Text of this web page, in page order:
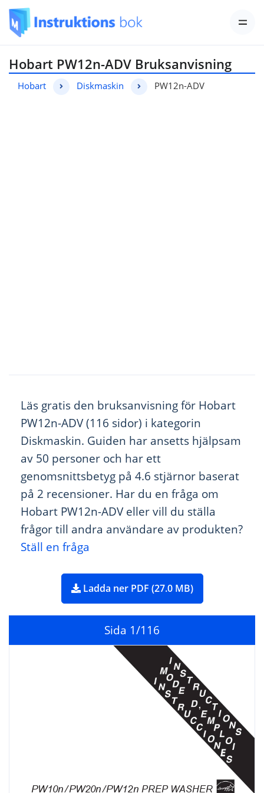
Hobart PW12n-ADV Bruksanvisning
Hobart Diskmaskin PW12n-ADV
Läs gratis den bruksanvisning för Hobart
PW12n-ADV (116 sidor) i kategorin
Diskmaskin. Guiden har ansetts hjälpsam
av 50 personer och har ett
genomsnittsbetyg på 4.6 stjärnor baserat
på 2 recensioner. Har du en fråga om
Hobart PW12n-ADV eller vill du ställa
frågor till andra användare av produkten?
Ställ en fråga
Ladda ner PDF (27.0 MB)
Sida 1/116
PW10n/PW20n/PW12n PREP WASHER
E